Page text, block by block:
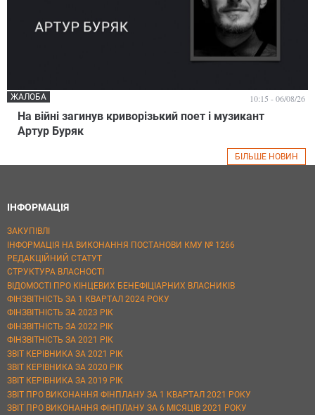
На війні загинув криворізький поет і музикант
Артур Буряк
ЖАЛОБА 10:15 - 06/08/26
БІЛЬШЕ НОВИН
ІНФОРМАЦІЯ
ЗАКУПІВЛІ
ІНФОРМАЦІЯ НА ВИКОНАННЯ ПОСТАНОВИ КМУ № 1266
РЕДАКЦІЙНИЙ СТАТУТ
СТРУКТУРА ВЛАСНОСТІ
ВІДОМОСТІ ПРО КІНЦЕВИХ БЕНЕФІЦІАРНИХ ВЛАСНИКІВ
ФІНЗВІТНІСТЬ ЗА 1 КВАРТАЛ 2024 РОКУ
ФІНЗВІТНІСТЬ ЗА 2023 РІК
ФІНЗВІТНІСТЬ ЗА 2022 РІК
ФІНЗВІТНІСТЬ ЗА 2021 РІК
ЗВІТ КЕРІВНИКА ЗА 2021 РІК
ЗВІТ КЕРІВНИКА ЗА 2020 РІК
ЗВІТ КЕРІВНИКА ЗА 2019 РІК
ЗВІТ ПРО ВИКОНАННЯ ФІНПЛАНУ ЗА 1 КВАРТАЛ 2021 РОКУ
ЗВІТ ПРО ВИКОНАННЯ ФІНПЛАНУ ЗА 6 МІСЯЦІВ 2021 РОКУ